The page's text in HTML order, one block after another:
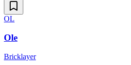
OL
Ole
Bricklayer